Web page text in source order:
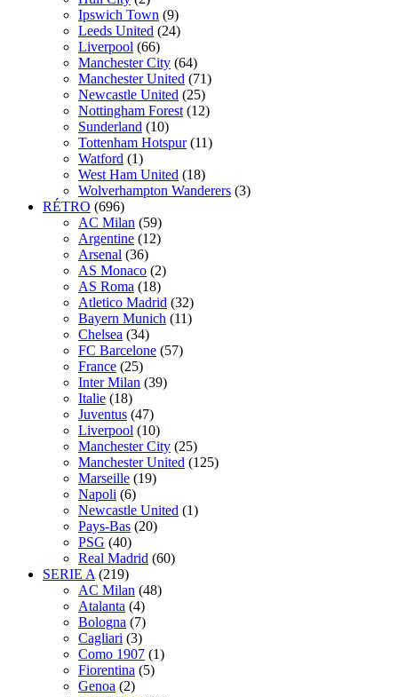
Ipswich Town (9)
Leeds United (24)
Liverpool (66)
Manchester City (64)
Manchester United (71)
Newcastle United (25)
Nottingham Forest (12)
Sunderland (10)
Tottenham Hotspur (11)
Watford (1)
West Ham United (18)
Wolverhampton Wanderers (3)
RÉTRO (696)
AC Milan (59)
Argentine (12)
Arsenal (36)
AS Monaco (2)
AS Roma (18)
Atletico Madrid (32)
Bayern Munich (11)
Chelsea (34)
FC Barcelone (57)
France (25)
Inter Milan (39)
Italie (18)
Juventus (47)
Liverpool (10)
Manchester City (25)
Manchester United (125)
Marseille (19)
Napoli (6)
Newcastle United (1)
Pays-Bas (20)
PSG (40)
Real Madrid (60)
SERIE A (219)
AC Milan (48)
Atalanta (4)
Bologna (7)
Cagliari (3)
Como 1907 (1)
Fiorentina (5)
Genoa (2)